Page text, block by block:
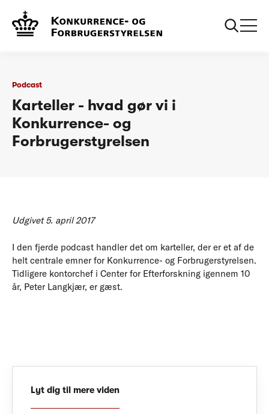
Podcasts
Podcast
Karteller - hvad gør vi i
Konkurrence- og
Forbrugerstyrelsen
Udgivet 5. april 2017
I den fjerde podcast handler det om karteller, der er et af de
helt centrale emner for Konkurrence- og Forbrugerstyrelsen.
Tidligere kontorchef i Center for Efterforskning igennem 10
år, Peter Langkjær, er gæst.
Lyt dig til mere viden